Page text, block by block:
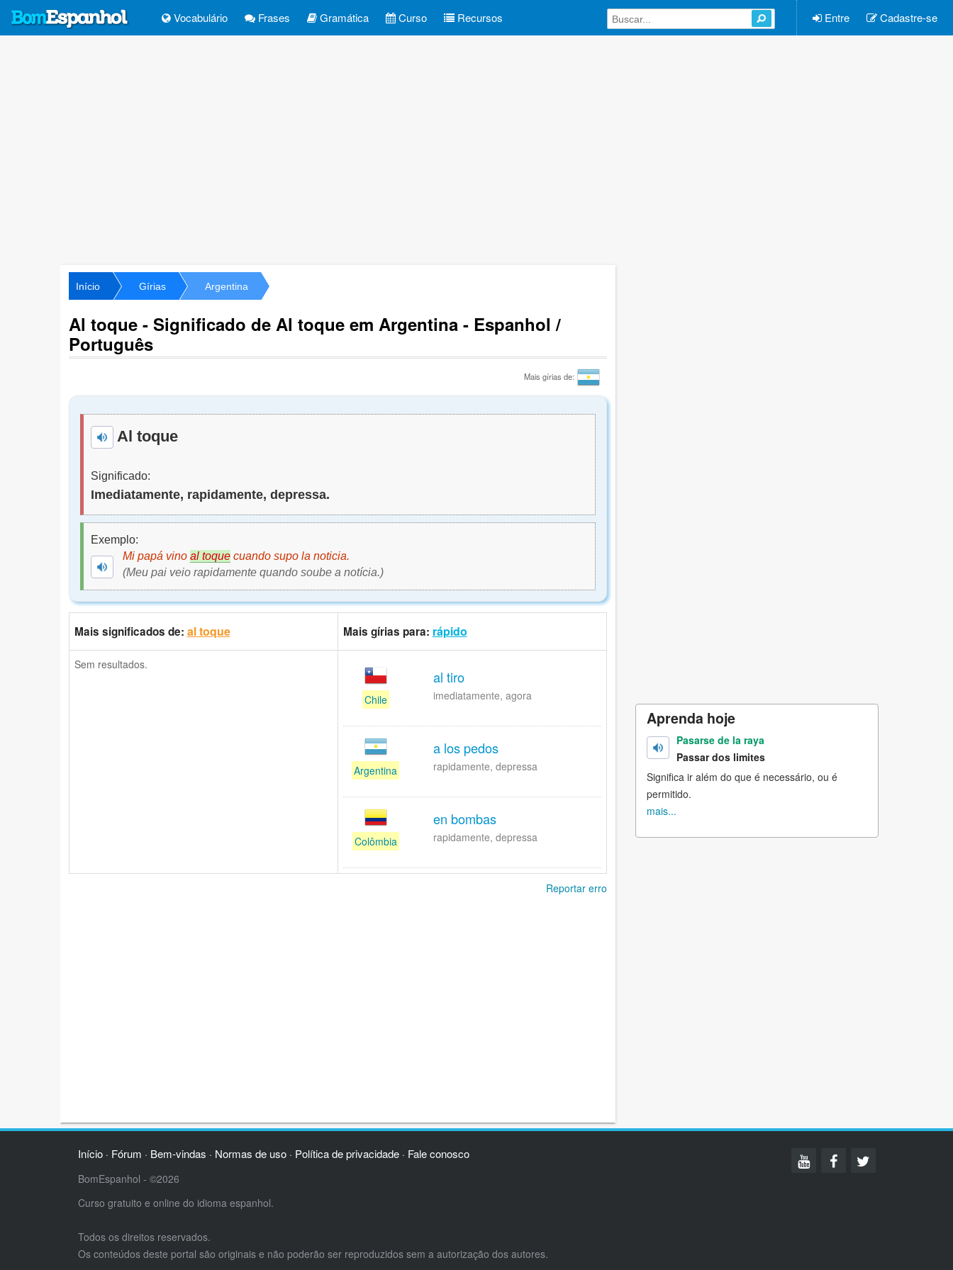
Vocabulário Frases Gramática Curso Recursos Entre Cadastre-se
Início Gírias Argentina
Al toque - Significado de Al toque em Argentina - Espanhol /
Português
Mais gírias de:
Al toque
Significado:
Imediatamente, rapidamente, depressa.
Exemplo:
Mi papá vino al toquecuando supo la noticia.
(Meu pai veio rapidamente quando soube a notícia.)
Mais significados de: al toque Mais gírias para: rápido
Sem resultados.
Chile
al tiro
imediatamente, agora
Argentina
a los pedos
rapidamente, depressa
Colômbia
en bombas
rapidamente, depressa
Reportar erro
Aprenda hoje
Pasarse de la raya
Passar dos limites
Significa ir além do que é necessário, ou é
permitido.
mais...
Início· Fórum · Bem-vindas · Normas de uso· Política de privacidade· Fale conosco
BomEspanhol - ©2026
Curso gratuito e online do idioma espanhol.
Todos os direitos reservados.
Os conteúdos deste portal são originais e não poderão ser reproduzidos sem a autorização dos autores.